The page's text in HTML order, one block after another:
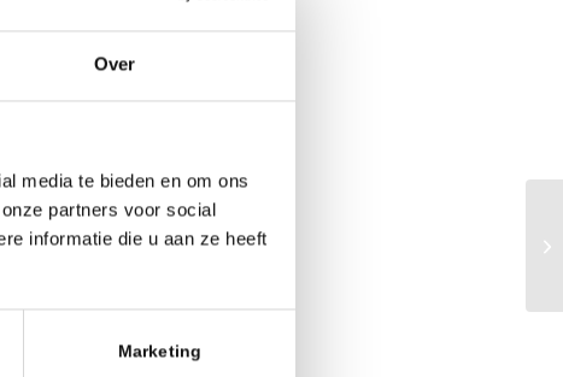
Over
media te bieden en om ons
partners voor social
informatie die u aan ze heeft
Marketing
gesprek over de
Daarbij
Pact de nodige
met een
belanden we